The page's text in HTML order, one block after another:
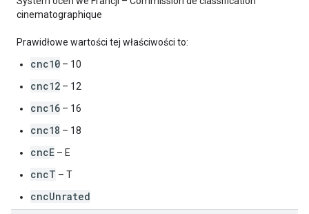
cinematographique
Prawidłowe wartości tej właściwości to:
cnc10 – 10
cnc12 – 12
cnc16 – 16
cnc18 – 18
cncE – E
cncT – T
cncUnrated